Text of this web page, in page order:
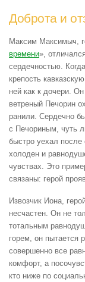
Доброта и
Максим Максимыч,
времени»,
сердечностью.
крепость
ней как к дочери.
ветреный Печорин
ранили. Сердечно
с Печориным, чуть
быстро уехал
холоден и
чувствах. Это
связаны: герой
Извозчик Иона,
несчастен. Он не
тотальным
горем, он пытается
совершенно все
комфорт, а
кто ниже по